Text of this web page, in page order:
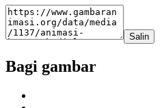
Salin
Bagi gambar